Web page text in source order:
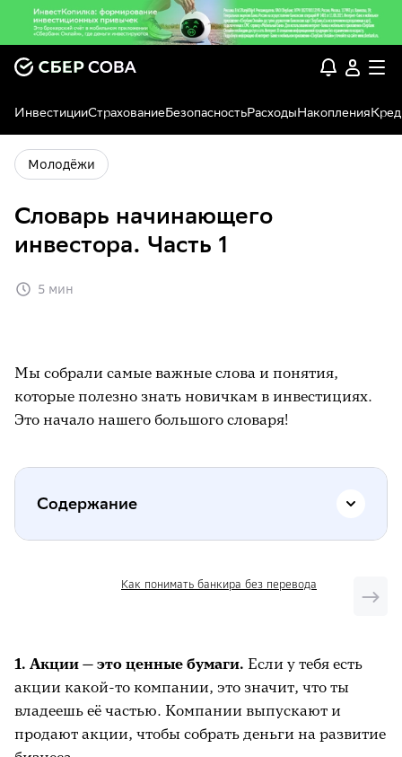
ИнвестицииСтрахованиеБезопасностьРасходыНакопления
Молодёжи
Словарь начинающего
инвестора. Часть 1
5 мин
Мы собрали самые важные слова и понятия,
которые полезно знать новичкам в инвестициях.
Это начало нашего большого словаря!
Содержание
Биржевой индекс
Биржевой стакан
Как понимать банкира без перевода
1. Акции — это ценные бумаги. Если у тебя есть
акции какой-то компании, это значит, что ты
владеешь её частью. Компании выпускают и
продают акции, чтобы собрать деньги на развитие